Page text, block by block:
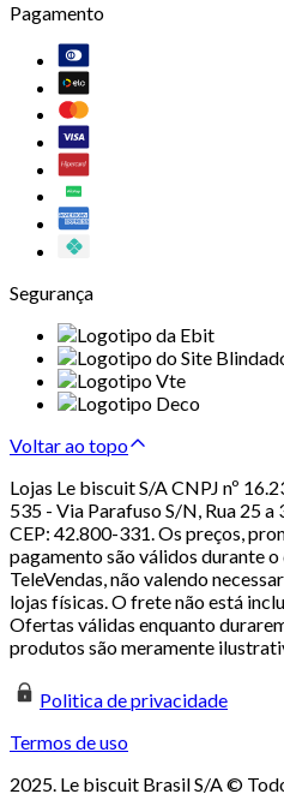
Pagamento
Segurança
Voltar ao topo
Lojas Le biscuit S/A CNPJ nº
535 - Via Parafuso S/N, Rua 25
CEP: 42.800-331. Os preços,
pagamento são válidos durante o
TeleVendas, não valendo
lojas físicas. O frete não está
Ofertas válidas enquanto
produtos são meramente
Politica de privacidade
Termos de uso
2025. Le biscuit Brasil S/A ©